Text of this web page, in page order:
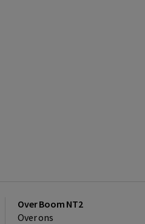
Over Boom NT2
Over ons